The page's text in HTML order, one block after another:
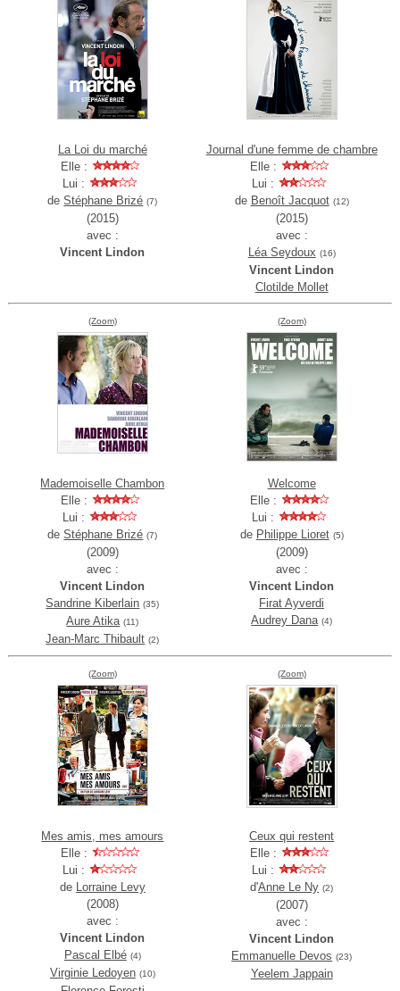
La Loi du marché
Elle :
Lui :
deStéphane Brizé (7)
(2015)
avec :
Vincent Lindon
Journal d'une femme de chambre
Elle :
Lui :
de Benoît Jacquot (12)
(2015)
avec :
Léa Seydoux (16)
Vincent Lindon
Clotilde Mollet
(Zoom)
Mademoiselle Chambon
Elle :
Lui :
deStéphane Brizé (7)
(2009)
avec :
Vincent Lindon
Sandrine Kiberlain (35)
Aure Atika (11)
Jean-Marc Thibault (2)
(Zoom)
Welcome
Elle :
Lui :
de Philippe Lioret (5)
(2009)
avec :
Vincent Lindon
Firat Ayverdi
Audrey Dana (4)
(Zoom)
Mes amis, mes amours
Elle :
Lui :
de Lorraine Levy
(2008)
avec :
Vincent Lindon
Pascal Elbé (4)
Virginie Ledoyen (10)
(Zoom)
Ceux qui restent
Elle :
Lui :
d'Anne Le Ny (2)
(2007)
avec :
Vincent Lindon
Emmanuelle Devos (23)
Yeelem Jappain